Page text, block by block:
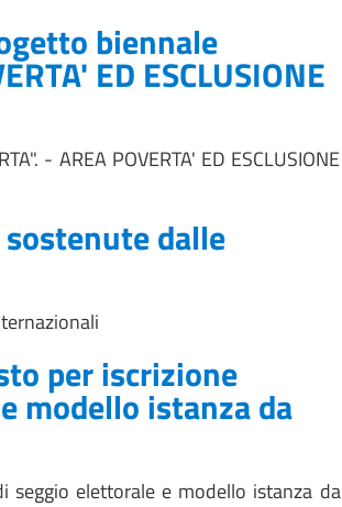
biennale
ED ESCLUSIONE
- AREA POVERTA' ED ESCLUSIONE
dalle
per iscrizione
modello istanza da
seggio elettorale e modello istanza da